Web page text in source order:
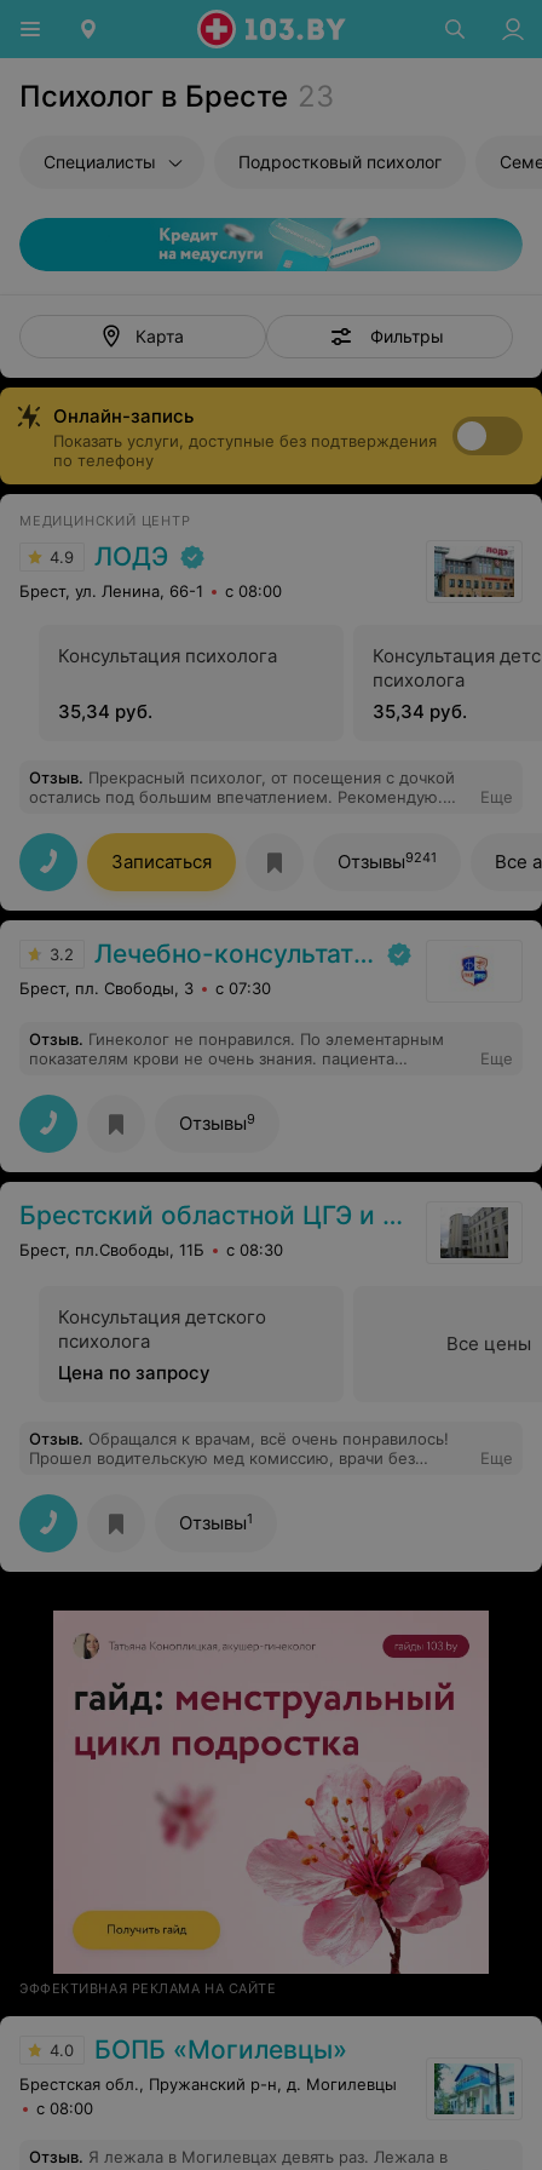
Психолог в Бресте 23
Специалисты Подростковый психолог
Карта Фильтры
Онлайн-запись
Показать услуги, доступные без подтверждения
по телефону
МЕДИЦИНСКИЙ ЦЕНТР
4.9 ЛОДЭ
Брест, ул. Ленина, 66-1 с 08:00
Консультация психолога
35,34 руб.
Консультация
психолога
35,34 руб.
Отзыв. Прекрасный психолог, от посещения с дочкой
остались под большим впечатлением. Рекомендую.
Еще
Записаться Отзывы9241 Все
3.2 Лечебно-консультативная поликлиника г. Брест
Брест, пл. Свободы, 3 с 07:30
Отзыв. Гинеколог не понравился. По элементарным
показателям крови не очень знания. пациента
грамотами, ничего не впечатлило.
Еще
Отзывы9
Брестский областной ЦГЭ и ОЗ
Брест, пл.Свободы, 11Б с 08:30
Консультация детского
психолога
Цена по запросу
Все цены
Отзыв. Обращался к врачам, всё очень понравилось!
Прошел водительскую мед комиссию, врачи без
Еще
Отзывы1
ЭФФЕКТИВНАЯ РЕКЛАМА НА САЙТЕ
4.0 БОПБ «Mогилевцы»
Брестская обл., Пружанский р-н, д. Могилевцы
с 08:00
Отзыв. Я лежала в Могилевцах девять раз. Лежала в